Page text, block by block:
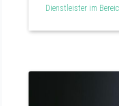
Dienstleister im